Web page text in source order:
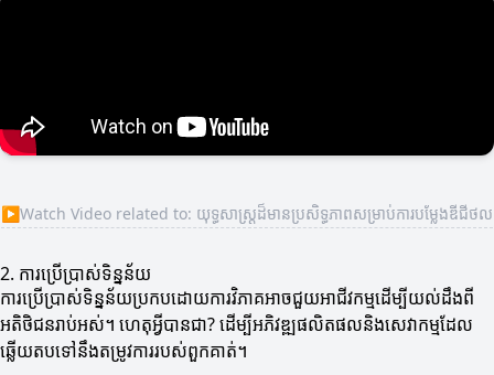
▶Watch Video related to: យុទ្ធសាស្ត្រដ៏មានប្រសិទ្ធភាពសម្រាប់ការបម្លែងឌីជីថល
2. ការប្រើប្រាស់ទិន្នន័យ
ការប្រើប្រាស់ទិន្នន័យប្រកបដោយការវិភាគអាចជួយអាជីវកម្មដើម្បីយល់ដឹងពី
អតិថិជនរាប់អស់។ ហេតុអ្វីបានជា? ដើម្បីអភិវឌ្ឍផលិតផលនិងសេវាកម្មដែល
ឆ្លើយតបទៅនឹងតម្រូវការរបស់ពួកគាត់។